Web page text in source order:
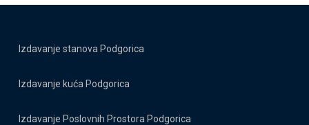
Izdavanje stanova Podgorica
Izdavanje kuća Podgorica
Izdavanje Poslovnih Prostora Podgorica